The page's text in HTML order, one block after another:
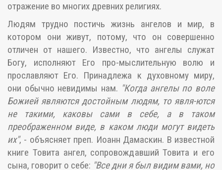
отражение во многих древних религиях.
Людям трудно постичь жизнь ангелов и мир, в
котором они живут, потому, что он совершенно
отличен от нашего. Известно, что ангелы служат
Богу, исполняют Его про-мыслительную волю и
прославляют Его. Принадлежа к духовному миру,
они обычно невидимы нам. "Когда ангелы по воле
Божией являются достойным людям, то явля-ются
не такими, каковы сами в себе, а в таком
преображенном виде, в каком люди могут видеть
их", - объясняет преп. Иоанн Дамаскин. В известной
книге Товита ангел, сопровождавший Товита и его
сына, говорит о себе: "Все дни я был видим вами, но